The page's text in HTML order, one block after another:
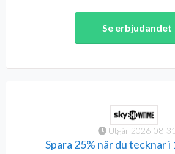
Se erbjudandet
Utgår 2026-08-31
Spara 25% när du tecknar i